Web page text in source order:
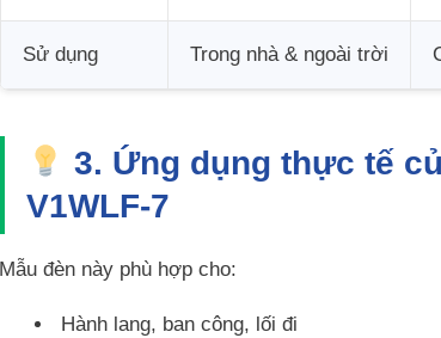
Sử dụng Trong nhà & ngoài trời
3. Ứng dụng thực tế
V1WLF-7
Mẫu đèn này phù hợp cho:
Hành lang, ban công, lối đi